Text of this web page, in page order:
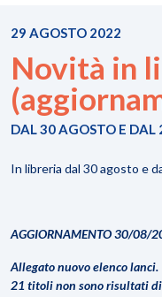
29 AGOSTO 2022
Novità in
DAL 30 AGOSTO E DAL
In libreria dal 30 agosto e
AGGIORNAMENTO 30/08/
Allegato nuovo elenco lanci.
21 titoli non sono risultati